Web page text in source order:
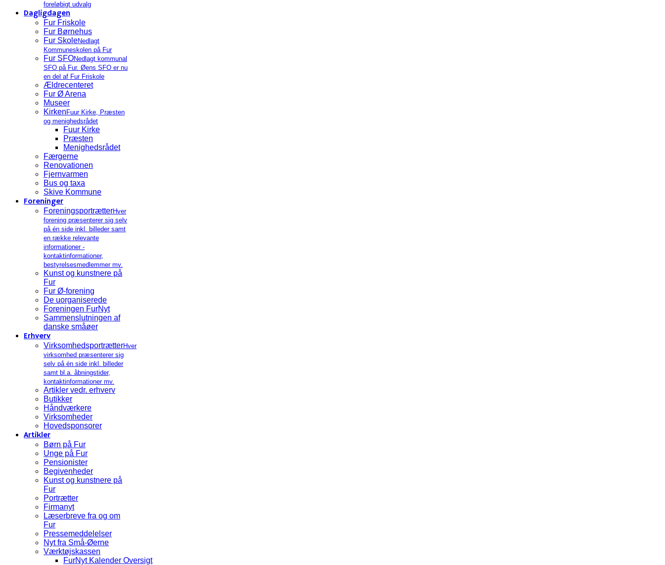
foreløbigt udvalg
Dagligdagen
Fur Friskole
Fur Børnehus
Fur SkoleNedlagt
Kommuneskolen på Fur
Fur SFONedlagt kommunal
SFO på Fur. Øens SFO er nu
en del af Fur Friskole
Ældrecenteret
Fur Ø Arena
Museer
Kirken Fuur Kirke, Præsten
og menighedsrådet
Fuur Kirke
Præsten
Menighedsrådet
Færgerne
Renovationen
Fjernvarmen
Bus og taxa
Skive Kommune
Foreninger
ForeningsportrætterHver
forening præsenterer sig selv
på én side inkl. billeder samt
en række relevante
informationer -
kontaktinformationer,
bestyrelsesmedlemmer mv.
Kunst og kunstnere på
Fur
Fur Ø-forening
De uorganiserede
Foreningen FurNyt
Sammenslutningen af
danske småøer
Erhverv
VirksomhedsportrætterHver
virksomhed præsenterer sig
selv på én side inkl. billeder
samt bl.a. åbningstider,
kontaktinformationer mv.
Artikler vedr. erhverv
Butikker
Håndværkere
Virksomheder
Hovedsponsorer
Artikler
Børn på Fur
Unge på Fur
Pensionister
Begivenheder
Kunst og kunstnere på
Fur
Portrætter
Firmanyt
Læserbreve fra og om
Fur
Pressemeddelelser
Nyt fra Små-Øerne
Værktøjskassen
FurNyt Kalender Oversigt